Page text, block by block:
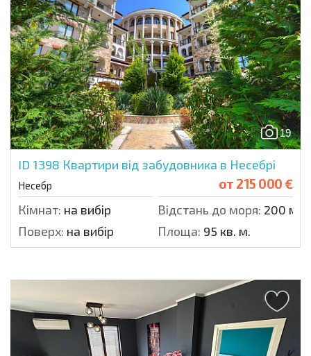
19
ID 1398 Квартири від забудовника в Несебрі
Несебр от 215 000 €
Кімнат: на вибір Відстань до моря: 200 м.
Поверх: на вибір Площа: 95 кв. м.